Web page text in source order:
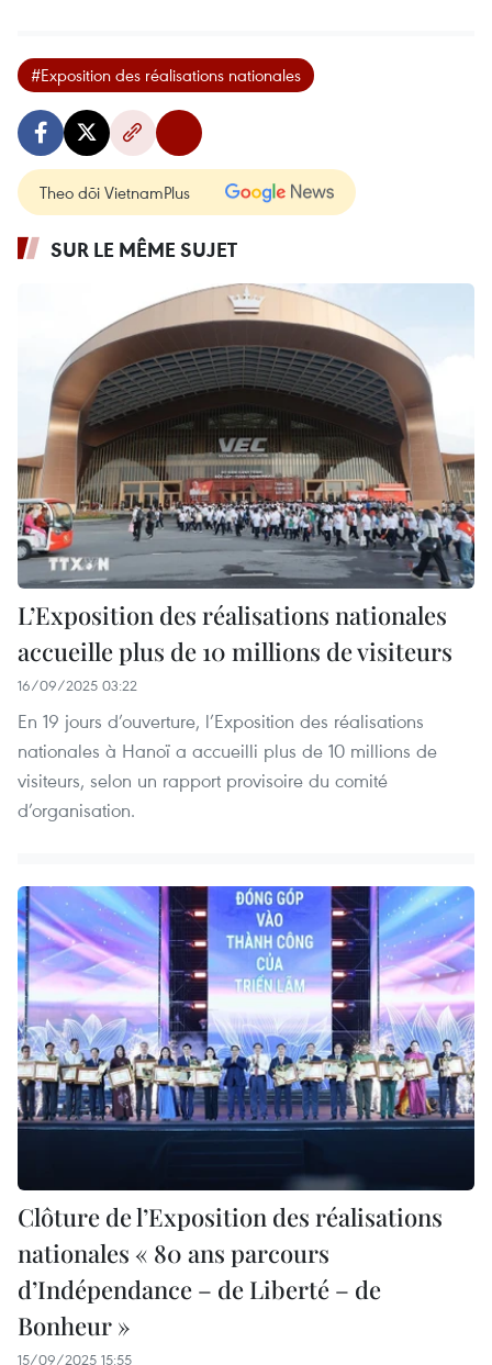
#Exposition des réalisations nationales
Theo dõi VietnamPlus
SUR LE MÊME SUJET
L’Exposition des réalisations nationales
accueille plus de 10 millions de visiteurs
16/09/2025 03:22
En 19 jours d’ouverture, l’Exposition des réalisations
nationales à Hanoï a accueilli plus de 10 millions de
visiteurs, selon un rapport provisoire du comité
d’organisation.
Clôture de l’Exposition des réalisations
nationales « 80 ans parcours
d’Indépendance – de Liberté – de
Bonheur »
15/09/2025 15:55